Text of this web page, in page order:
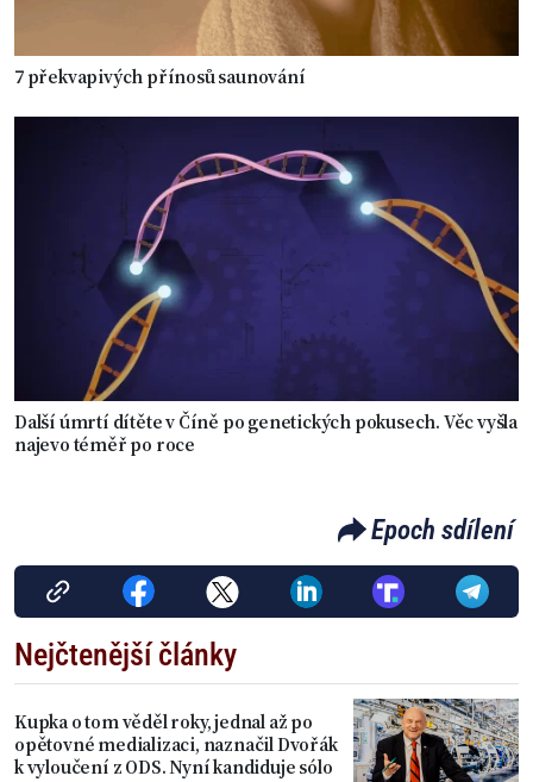
7 překvapivých přínosů saunování
Další úmrtí dítěte v Číně po genetických pokusech. Věc vyšla
najevo téměř po roce
Epoch sdílení
Nejčtenější články
Kupka o tom věděl roky, jednal až po
opětovné medializaci, naznačil Dvořák
k vyloučení z ODS. Nyní kandiduje sólo